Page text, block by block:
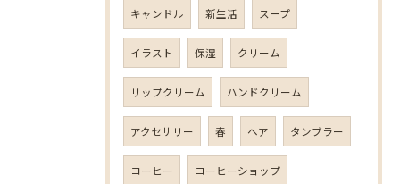
キャンドル 新生活 スープ
イラスト 保湿 クリーム
リップクリーム ハンドクリーム
アクセサリー 春 ヘア タンブラー
コーヒー コーヒーショップ